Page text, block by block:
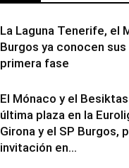
La Laguna Tenerife, el
Burgos ya conocen
primera fase
El Mónaco y el
última plaza en la
Girona y el SP Burgos,
invitación en...